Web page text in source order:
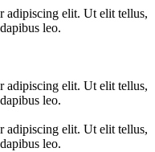
adipiscing elit. Ut elit tellus,
leo.
adipiscing elit. Ut elit tellus,
leo.
adipiscing elit. Ut elit tellus,
leo.